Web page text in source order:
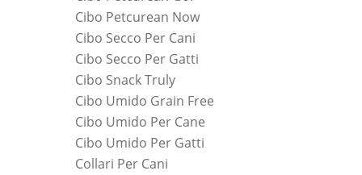
Cibo Petcurean Now
Cibo Secco Per Cani
Cibo Secco Per Gatti
Cibo Snack Truly
Cibo Umido Grain Free
Cibo Umido Per Cane
Cibo Umido Per Gatti
Collari Per Cani